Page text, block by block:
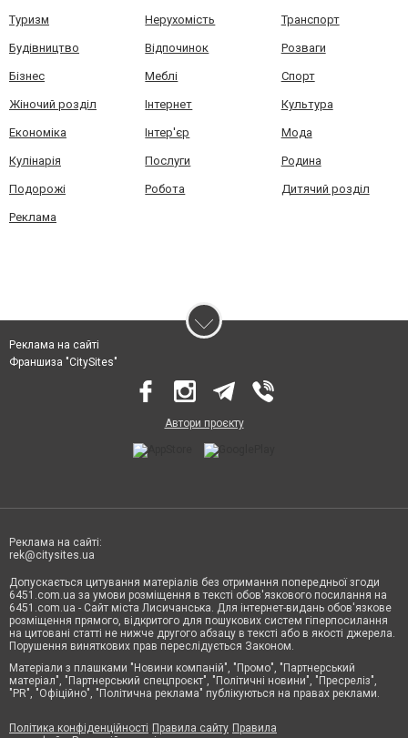
Туризм Нерухомість Транспорт
Будівництво Відпочинок Розваги
Бізнес Меблі Спорт
Жіночий розділ Інтернет Культура
Економіка Інтер'єр Мода
Кулінарія Послуги Родина
Подорожі Робота Дитячий розділ
Реклама
Реклама на сайті
Франшиза "CitySites"
Автори проєкту
Реклама на сайті:
rek@citysites.ua
Допускається цитування матеріалів без отримання попередньої згоди
6451.com.ua за умови розміщення в тексті обов'язкового посилання на
6451.com.ua - Сайт міста Лисичанська. Для інтернет-видань обов'язкове
розміщення прямого, відкритого для пошукових систем гіперпосилання
на цитовані статті не нижче другого абзацу в тексті або в якості джерела.
Порушення виняткових прав переслідується Законом.
Матеріали з плашками "Новини компаній", "Промо", "Партнерський
матеріал", "Партнерський спецпроєкт", "Політичні новини", "Пресреліз",
"PR", "Офіційно", "Політична реклама" публікуються на правах реклами.
Політика конфіденційності Правила сайту Правила